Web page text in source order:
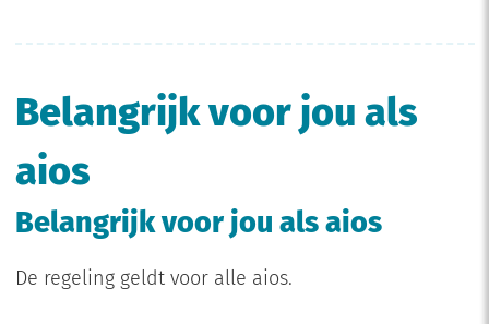
Belangrijk voor jou als
aios
Belangrijk voor jou als aios
De regeling geldt voor alle aios.